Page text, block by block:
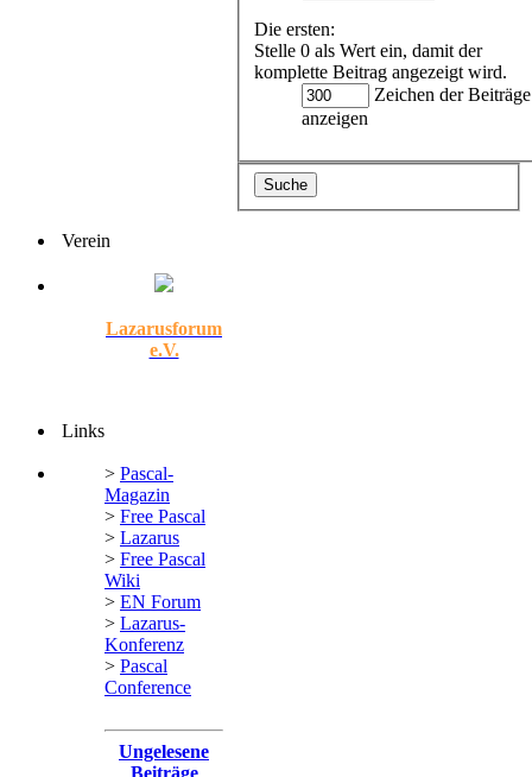
Die ersten:
Stelle 0 als Wert ein, damit der
komplette Beitrag angezeigt wird.
Zeichen der Beiträge
anzeigen
Verein
Lazarusforum
e.V.
Links
> Pascal-
Magazin
> Free Pascal
> Lazarus
> Free Pascal
Wiki
> EN Forum
> Lazarus-
Konferenz
> Pascal
Conference
Ungelesene
Beiträge